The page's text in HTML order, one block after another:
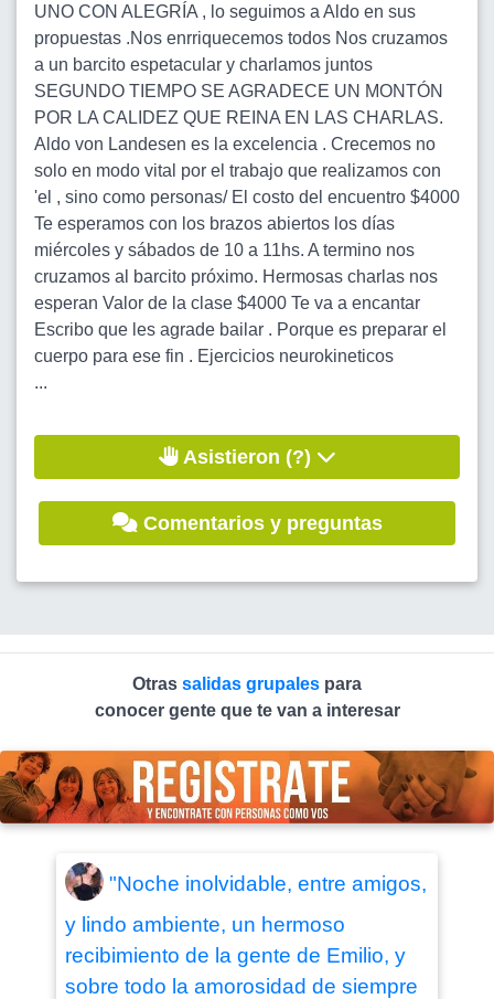
UNO CON ALEGRÍA , lo seguimos a Aldo en sus
propuestas .Nos enrriquecemos todos Nos cruzamos
a un barcito espetacular y charlamos juntos
SEGUNDO TIEMPO SE AGRADECE UN MONTÓN
POR LA CALIDEZ QUE REINA EN LAS CHARLAS.
Aldo von Landesen es la excelencia . Crecemos no
solo en modo vital por el trabajo que realizamos con
'el , sino como personas/ El costo del encuentro $4000
Te esperamos con los brazos abiertos los días
miércoles y sábados de 10 a 11hs. A termino nos
cruzamos al barcito próximo. Hermosas charlas nos
esperan Valor de la clase $4000 Te va a encantar
Escribo que les agrade bailar . Porque es preparar el
cuerpo para ese fin . Ejercicios neurokineticos
...
Asistieron (?)
Comentarios y preguntas
Otras salidas grupales para
conocer gente que te van a interesar
"Noche inolvidable, entre amigos,
y lindo ambiente, un hermoso
recibimiento de la gente de Emilio, y
sobre todo la amorosidad de siempre